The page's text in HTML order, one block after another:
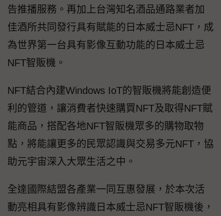
告推播服務。再加上台灣知名酒品通路業者加
佳酒所共同發行具有賦能的日本威士忌NFT，成
為世界第一台具有影像互動功能的日本威士忌
NFT智販機。
NFT結合內建Windows IoT的智販機將能創造便
利的管道，讓消費者快速購買NFT及取得NFT賦
能商品，搭配各地NFT智販機眾多的購物取物
點，將能讓更多的民眾認識與交易多元NFT，協
助元宇宙深入大眾生活之中。
全達國際結盟各產業一同互惠發展，於本次活
動亮相具有影像辨識日本威士忌NFT智販機後，